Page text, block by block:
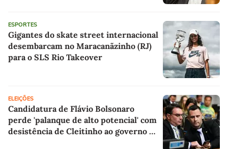
ESPORTES
Gigantes do skate street internacional
desembarcam no Maracanãzinho (RJ)
para o SLS Rio Takeover
ELEIÇÕES
Candidatura de Flávio Bolsonaro
perde 'palanque de alto potencial' com
desistência de Cleitinho ao governo de